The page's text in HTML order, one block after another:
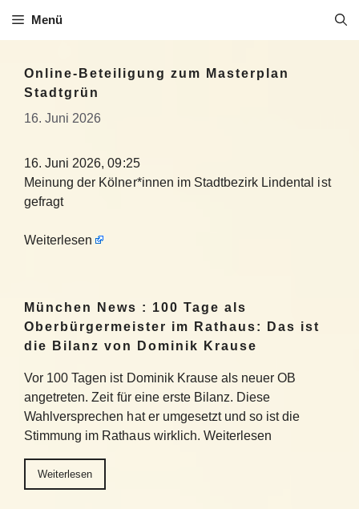
Inhalt
Menü
Online-Beteiligung zum Masterplan
Stadtgrün
16. Juni 2026
16. Juni 2026, 09:25
Meinung der Kölner*innen im Stadtbezirk Lindental ist
gefragt
Weiterlesen
München News : 100 Tage als
Oberbürgermeister im Rathaus: Das ist
die Bilanz von Dominik Krause
Vor 100 Tagen ist Dominik Krause als neuer OB
angetreten. Zeit für eine erste Bilanz. Diese
Wahlversprechen hat er umgesetzt und so ist die
Stimmung im Rathaus wirklich. Weiterlesen
Weiterlesen